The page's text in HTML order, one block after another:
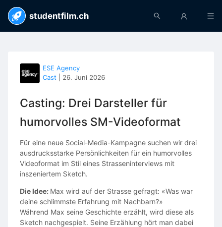
studentfilm.ch
ESE Agency
Cast
26. Juni 2026
Casting: Drei Darsteller für
humorvolles SM-Videoformat
Für eine neue Social-Media-Kampagne suchen wir drei
ausdrucksstarke Persönlichkeiten für ein humorvolles
Videoformat im Stil eines Strasseninterviews mit
inszeniertem Sketch.
Die Idee: Max wird auf der Strasse gefragt: «Was war
deine schlimmste Erfahrung mit Nachbarn?»
Während Max seine Geschichte erzählt, wird diese als
Sketch nachgespielt. Seine Erzählung hört man dabei